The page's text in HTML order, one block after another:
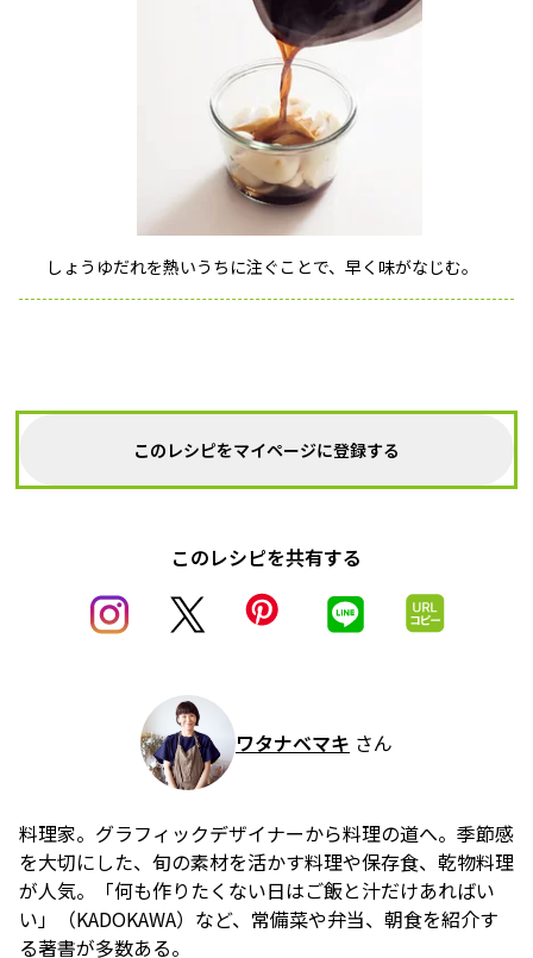
しょうゆだれを熱いうちに注ぐことで、早く味がなじむ。
このレシピをマイページに登録する
このレシピを共有する
ワタナベマキ さん
料理家。グラフィックデザイナーから料理の道へ。季節感
を大切にした、旬の素材を活かす料理や保存食、乾物料理
が人気。「何も作りたくない日はご飯と汁だけあればい
い」（KADOKAWA）など、常備菜や弁当、朝食を紹介す
る著書が多数ある。